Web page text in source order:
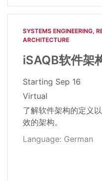
SYSTEMS ENGINEERING,
ARCHITECTURE​
iSAQB软件架
Starting Sep 16
Virtual
了解软件架构的定义
效的架构。
Language: German